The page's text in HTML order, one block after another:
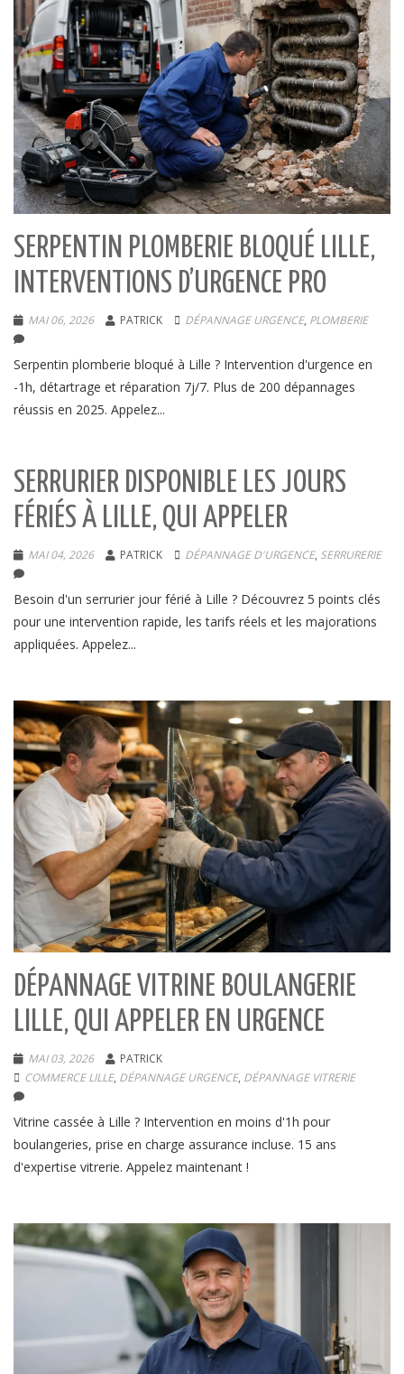
SERPENTIN PLOMBERIE BLOQUÉ LILLE,
INTERVENTIONS D’URGENCE PRO
MAI 06, 2026 PATRICK DÉPANNAGE URGENCE, PLOMBERIE
Serpentin plomberie bloqué à Lille ? Intervention d'urgence en
-1h, détartrage et réparation 7j/7. Plus de 200 dépannages
réussis en 2025. Appelez...
SERRURIER DISPONIBLE LES JOURS
FÉRIÉS À LILLE, QUI APPELER
MAI 04, 2026 PATRICK DÉPANNAGE D'URGENCE, SERRURERIE
Besoin d'un serrurier jour férié à Lille ? Découvrez 5 points clés
pour une intervention rapide, les tarifs réels et les majorations
appliquées. Appelez...
DÉPANNAGE VITRINE BOULANGERIE
LILLE, QUI APPELER EN URGENCE
MAI 03, 2026
PATRICK
COMMERCE LILLE, DÉPANNAGE URGENCE, DÉPANNAGE VITRERIE
Vitrine cassée à Lille ? Intervention en moins d'1h pour
boulangeries, prise en charge assurance incluse. 15 ans
d'expertise vitrerie. Appelez maintenant !